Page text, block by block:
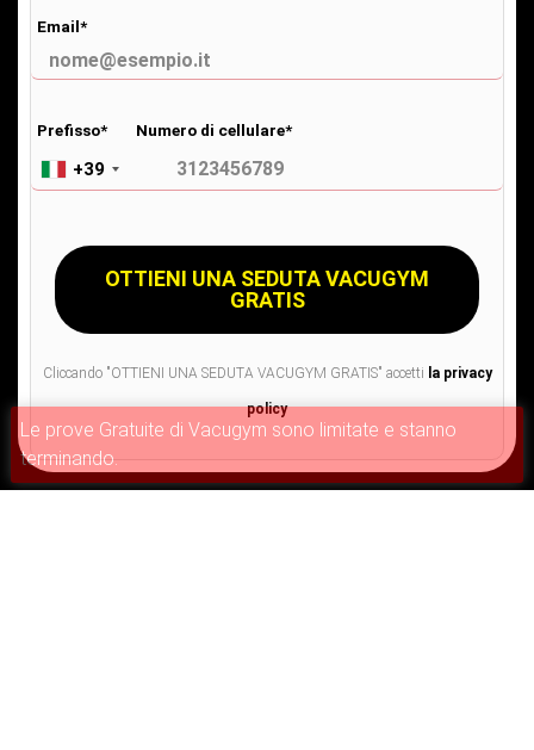
Email*
Prefisso* Numero di cellulare*
+39
Cliccando "OTTIENI UNA SEDUTA VACUGYM GRATIS" accetti la privacy
policy